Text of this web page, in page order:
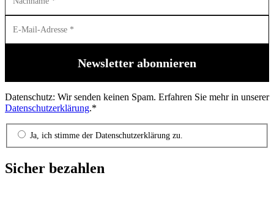
Datenschutz: Wir senden keinen Spam. Erfahren Sie mehr in unserer
Datenschutzerklärung.*
Ja, ich stimme der Datenschutzerklärung zu.
Sicher bezahlen